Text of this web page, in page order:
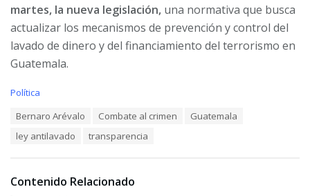
martes, la nueva legislación, una normativa que busca
actualizar los mecanismos de prevención y control del
lavado de dinero y del financiamiento del terrorismo en
Guatemala.
C
i
Política
Bernaro Arévalo Combate al crimen
Guatemala
ley antilavado
transparencia
Contenido Relacionado